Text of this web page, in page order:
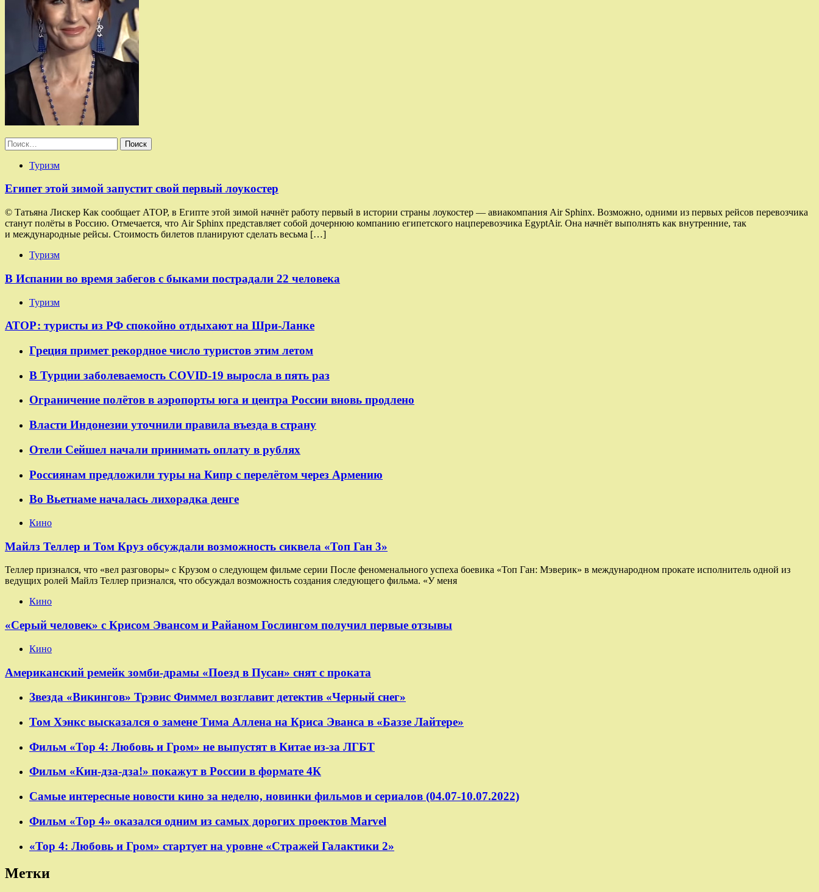
Найти:
Туризм
Египет этой зимой запустит свой первый лоукостер
© Татьяна Лискер Как сообщает АТОР, в Египте этой зимой начнёт работу первый в истории страны лоукостер — авиакомпания Air Sphinx. Возможно, одними из первых рейсов перевозчика
станут полёты в Россию. Отмечается, что Air Sphinx представляет собой дочернюю компанию египетского нацперевозчика EgyptAir. Она начнёт выполнять как внутренние, так
и международные рейсы. Стоимость билетов планируют сделать весьма […]
Туризм
В Испании во время забегов с быками пострадали 22 человека
Туризм
АТОР: туристы из РФ спокойно отдыхают на Шри-Ланке
Греция примет рекордное число туристов этим летом
В Турции заболеваемость COVID-19 выросла в пять раз
Ограничение полётов в аэропорты юга и центра России вновь продлено
Власти Индонезии уточнили правила въезда в страну
Отели Сейшел начали принимать оплату в рублях
Россиянам предложили туры на Кипр с перелётом через Армению
Во Вьетнаме началась лихорадка денге
Кино
Майлз Теллер и Том Круз обсуждали возможность сиквела «Топ Ган 3»
Теллер признался, что «вел разговоры» с Крузом о следующем фильме серии После феноменального успеха боевика «Топ Ган: Мэверик» в международном прокате исполнитель одной из
ведущих ролей Майлз Теллер признался, что обсуждал возможность создания следующего фильма. «У меня
Кино
«Серый человек» с Крисом Эвансом и Райаном Гослингом получил первые отзывы
Кино
Американский ремейк зомби-драмы «Поезд в Пусан» снят с проката
Звезда «Викингов» Трэвис Фиммел возглавит детектив «Черный снег»
Том Хэнкс высказался о замене Тима Аллена на Криса Эванса в «Баззе Лайтере»
Фильм «Тор 4: Любовь и Гром» не выпустят в Китае из-за ЛГБТ
Фильм «Кин-дза-дза!» покажут в России в формате 4К
Самые интересные новости кино за неделю, новинки фильмов и сериалов (04.07-10.07.2022)
Фильм «Тор 4» оказался одним из самых дорогих проектов Marvel
«Тор 4: Любовь и Гром» стартует на уровне «Стражей Галактики 2»
Метки